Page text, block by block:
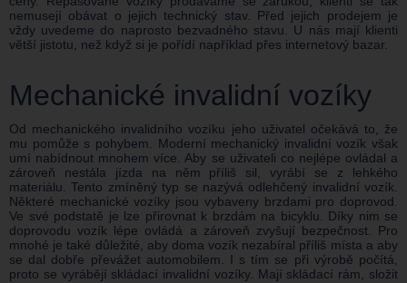
nemusejí obávat o jejich technický stav. Před jejich prodejem je
vždy uvedeme do naprosto bezvadného stavu. U nás mají klienti
větší jistotu, než když si je pořídí například přes internetový bazar.
Mechanické invalidní vozíky
Od mechanického invalidního vozíku jeho uživatel očekává to, že
mu pomůže s pohybem. Moderní mechanický invalidní vozík však
umí nabídnout mnohem více. Aby se uživateli co nejlépe ovládal a
zároveň nestála jízda na něm příliš sil, vyrábí se z lehkého
materiálu. Tento zmíněný typ se nazývá odlehčený invalidní vozík.
Některé mechanické vozíky jsou vybaveny brzdami pro doprovod.
Ve své podstatě je lze přirovnat k brzdám na bicyklu. Díky nim se
doprovodu vozík lépe ovládá a zároveň zvyšují bezpečnost. Pro
mnohé je také důležité, aby doma vozík nezabíral příliš místa a aby
se dal dobře převážet automobilem. I s tím se při výrobě počítá,
proto se vyrábějí skládací invalidní vozíky. Mají skládací rám, složit